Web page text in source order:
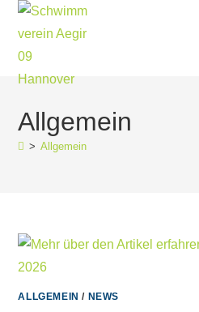
Zum
Inhalt
springen
Allgemein
> Allgemein
ALLGEMEIN / NEWS